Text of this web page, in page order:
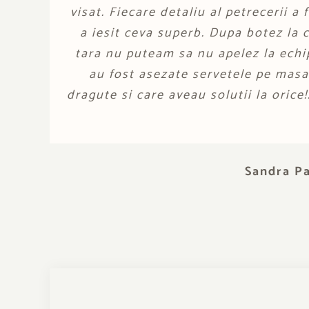
visat. Fiecare detaliu al petrecerii a
a iesit ceva superb. Dupa botez
tara nu puteam sa nu apelez la
au fost asezate servetele pe
dragute si care aveau solutii la
Sandra
zahar
binecunoscuta pasiunea
cu bezea, un tort perfect,
mici etichete cu numele
invitatii ei, sub un cer de baloane,
ca: orice basm, feerie sau